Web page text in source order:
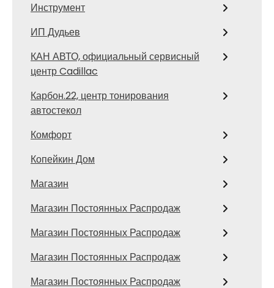
Инструмент
ИП Дудьев
КАН АВТО, официальный сервисный
центр Cadillac
Карбон.22, центр тонирования
автостекол
Комфорт
Копейкин Дом
Магазин
Магазин Постоянных Распродаж
Магазин Постоянных Распродаж
Магазин Постоянных Распродаж
Магазин Постоянных Распродаж